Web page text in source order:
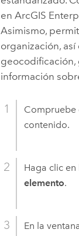
enArcGIS
Asimismo,
organización,
geocodificación,
información
Compruebe
contenido.
Haga clic en
elemento.
En la